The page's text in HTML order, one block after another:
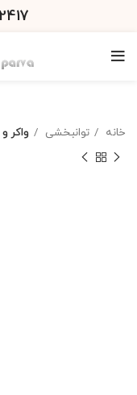
خانه توانبخشی واکر